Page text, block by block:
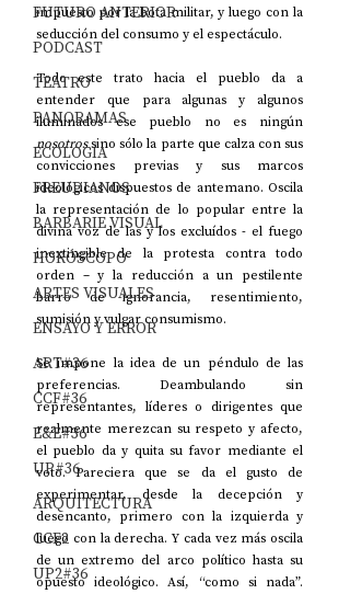
FUTURO ANTERIOR
PODCAST
TEATRO
PANORAMAS
ECOLOGÍA
FREUDIANOS
BARBARIE VISUAL
HORÓSCOPO
ARTES VISUALES
ENSAYO Y ERROR
ART#36
CCF#36
E&E#36
UP#36
ARQUITECTURA
CCF2
UP2#36
impuesto por la bota militar, y luego con la
seducción del consumo y el espectáculo.
Todo este trato hacia el pueblo da a
entender que para algunas y algunos
nosotros sino sólo la parte que calza con sus
convicciones previas y sus marcos
ideológicos dispuestos de antemano. Oscila
la representación de lo popular entre la
divina voz de las y los excluídos - el fuego
inextingible de la protesta contra todo
orden – y la reducción a un pestilente
barro de ignorancia, resentimiento,
sumisión y vulgar consumismo.
Se impone la idea de un péndulo de las
preferencias. Deambulando sin
representantes, líderes o dirigentes que
realmente merezcan su respeto y afecto,
el pueblo da y quita su favor mediante el
voto. Pareciera que se da el gusto de
experimentar, desde la decepción y
desencanto, primero con la izquierda y
luego con la derecha. Y cada vez más oscila
de un extremo del arco político hasta su
opuesto ideológico. Así, “como si nada”.